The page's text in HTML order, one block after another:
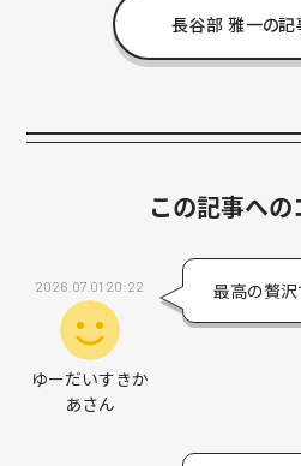
長谷部 雅一の
この記事への
2026.07.01 20:22
ゆーだいすきか
あさん
最高の贅